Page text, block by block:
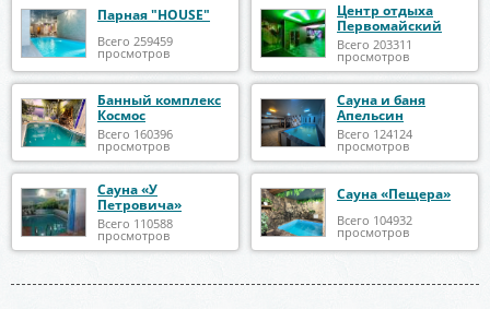
Парная "HOUSE"
Всего 259459
просмотров
Центр отдыха
Первомайский
Всего 203311
просмотров
Банный комплекс
Космос
Всего 160396
просмотров
Сауна и баня
Апельсин
Всего 124124
просмотров
Сауна «У
Петровича»
Всего 110588
просмотров
Сауна «Пещера»
Всего 104932
просмотров